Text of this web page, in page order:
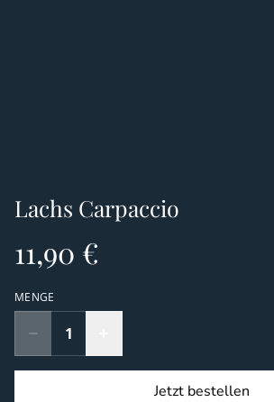
Lachs Carpaccio
11,90 €
MENGE
Jetzt bestellen